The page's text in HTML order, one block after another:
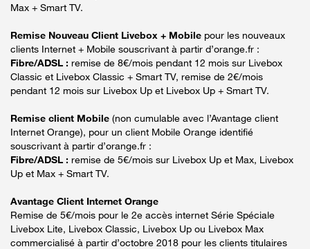
Max + Smart TV.
Remise Nouveau Client Livebox + Mobile pour les nouveaux
clients Internet + Mobile souscrivant à partir d’orange.fr :
Fibre/ADSL : remise de 8€/mois pendant 12 mois sur Livebox
Classic et Livebox Classic + Smart TV, remise de 2€/mois
pendant 12 mois sur Livebox Up et Livebox Up + Smart TV.
Remise client Mobile (non cumulable avec l’Avantage client
Internet Orange), pour un client Mobile Orange identifié
souscrivant à partir d’orange.fr :
Fibre/ADSL : remise de 5€/mois sur Livebox Up et Max, Livebox
Up et Max + Smart TV.
Avantage Client Internet Orange
Remise de 5€/mois pour le 2e accès internet Série Spéciale
Livebox Lite, Livebox Classic, Livebox Up ou Livebox Max
commercialisé à partir d’octobre 2018 pour les clients titulaires